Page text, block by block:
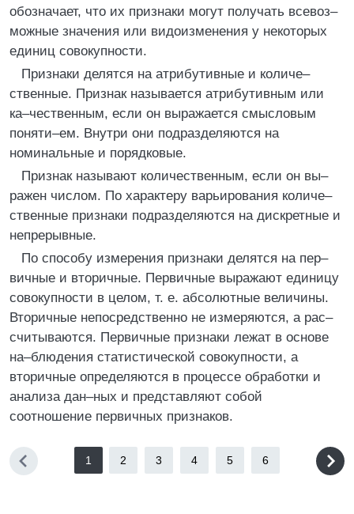
обозначает, что их признаки могут получать всевоз–
можные значения или видоизменения у некоторых
единиц совокупности.
Признаки делятся на атрибутивные и количе–
ственные. Признак называется атрибутивным или
ка–чественным, если он выражается смысловым
поняти–ем. Внутри они подразделяются на
номинальные и порядковые.
Признак называют количественным, если он вы–
ражен числом. По характеру варьирования количе–
ственные признаки подразделяются на дискретные и
непрерывные.
По способу измерения признаки делятся на пер–
вичные и вторичные. Первичные выражают единицу
совокупности в целом, т. е. абсолютные величины.
Вторичные непосредственно не измеряются, а рас–
считываются. Первичные признаки лежат в основе
на–блюдения статистической совокупности, а
вторичные определяются в процессе обработки и
анализа дан–ных и представляют собой
соотношение первичных признаков.
1 2 3 4 5 6